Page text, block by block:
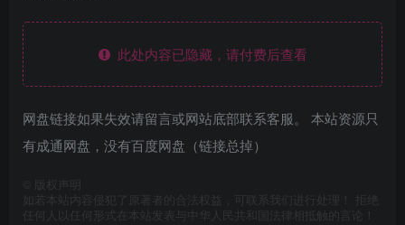
此处内容已隐藏，请付费后查看
网盘链接如果失效请留言或网站底部联系客服。 本站资源只
有成通网盘，没有百度网盘（链接总掉）
版权声明
如若本站内容侵犯了原著者的合法权益，可联系我们进行处理！ 拒绝
任何人以任何形式在本站发表与中华人民共和国法律相抵触的言论！